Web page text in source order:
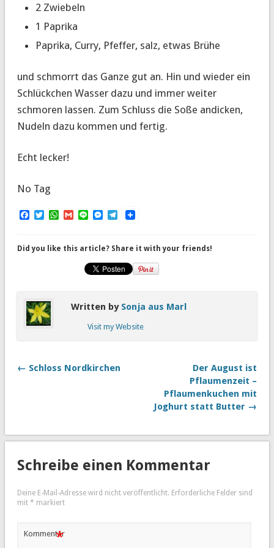
2 Zwiebeln
1 Paprika
Paprika, Curry, Pfeffer, salz, etwas Brühe
und schmorrt das Ganze gut an. Hin und wieder ein
Schlückchen Wasser dazu und immer weiter
schmoren lassen. Zum Schluss die Soße andicken,
Nudeln dazu kommen und fertig.
Echt lecker!
No Tag
Facebook
TwitterWhatsApp
Gmail
LineMessenger
Telegram
Did you like this article? Share it with your friends!
Written by Sonja aus Marl
Visit my Website
← Schloss Nordkirchen
Der August ist
Pflaumenzeit –
Pflaumenkuchen mit
Joghurt statt Butter →
Schreibe einen Kommentar
Deine E-Mail-Adresse wird nicht veröffentlicht. Erforderliche Felder sind
mit * markiert
Kommentar
*